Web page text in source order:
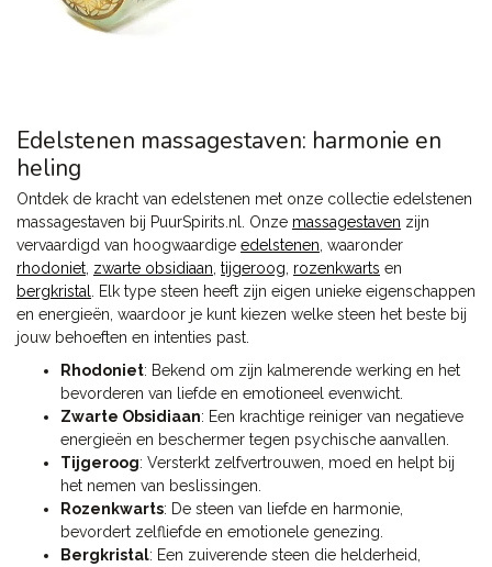
Edelstenen massagestaven: harmonie en
heling
Ontdek de kracht van edelstenen met onze collectie edelstenen
massagestaven bij PuurSpirits.nl. Onze massagestaven zijn
vervaardigd van hoogwaardige edelstenen, waaronder
rhodoniet, zwarte obsidiaan, tijgeroog, rozenkwarts en
bergkristal. Elk type steen heeft zijn eigen unieke eigenschappen
en energieën, waardoor je kunt kiezen welke steen het beste bij
jouw behoeften en intenties past.
Rhodoniet: Bekend om zijn kalmerende werking en het
bevorderen van liefde en emotioneel evenwicht.
Zwarte Obsidiaan: Een krachtige reiniger van negatieve
energieën en beschermer tegen psychische aanvallen.
Tijgeroog: Versterkt zelfvertrouwen, moed en helpt bij
het nemen van beslissingen.
Rozenkwarts: De steen van liefde en harmonie,
bevordert zelfliefde en emotionele genezing.
Bergkristal: Een zuiverende steen die helderheid,